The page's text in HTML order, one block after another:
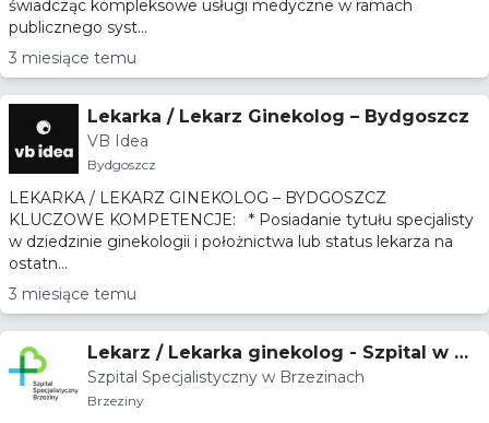
świadcząc kompleksowe usługi medyczne w ramach
publicznego syst...
3 miesiące temu
Lekarka / Lekarz Ginekolog – Bydgoszcz
VB Idea
Bydgoszcz
LEKARKA / LEKARZ GINEKOLOG – BYDGOSZCZ
KLUCZOWE KOMPETENCJE: * Posiadanie tytułu specjalisty
w dziedzinie ginekologii i położnictwa lub status lekarza na
ostatn...
3 miesiące temu
Lekarz / Lekarka ginekolog - Szpital w Br
zezinach
Szpital Specjalistyczny w Brzezinach
Brzeziny